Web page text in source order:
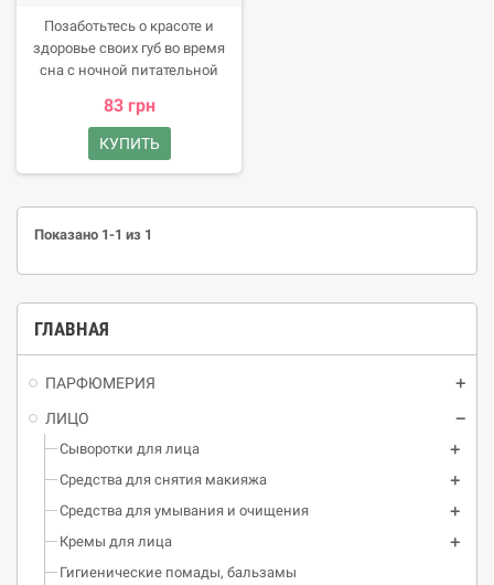
ГЛАВНАЯ
ПАРФЮМЕРИЯ
ЛИЦО
Сыворотки для лица
Средства для снятия макияжа
Средства для умывания и очищения
Кремы для лица
Гигиенические помады, бальзамы
Позаботьтесь о красоте и
здоровье своих губ во время
сна с ночной питательной
Cocktail Lip Balm. Средство
прекрасно справляется с
незначительными трещинами
кожу.
83 грн
КУПИТЬ
Показано 1-1 из 1